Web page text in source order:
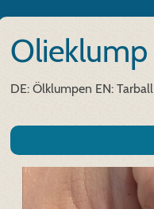
Olieklump
DE: Ölklumpen EN: Tarball